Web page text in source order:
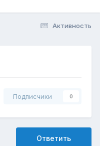
Активность
Подписчики 0
Ответить